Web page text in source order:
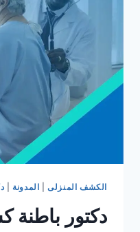
الكشف المنزلى| المدونة
دكتور